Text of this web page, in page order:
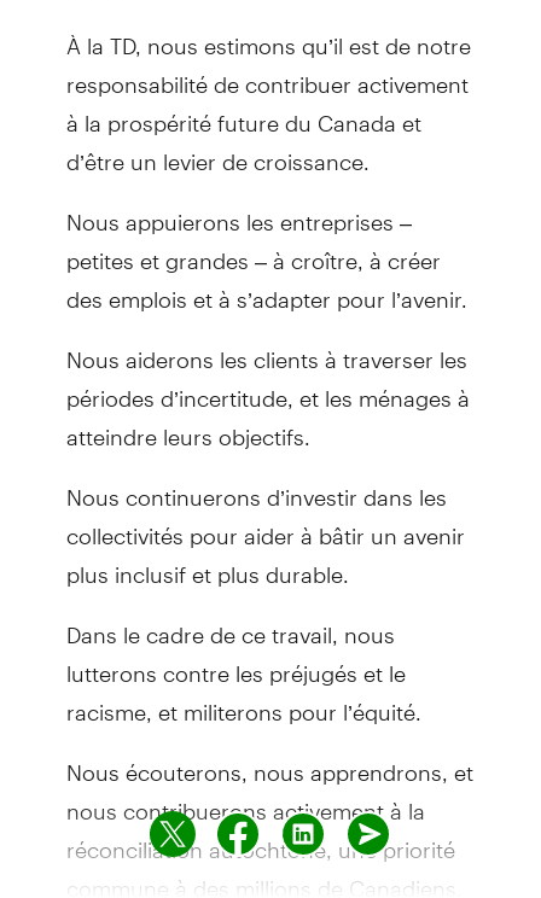
À la TD, nous estimons qu’il est de notre
responsabilité de contribuer activement
à la prospérité future du Canada et
d’être un levier de croissance.
Nous appuierons les entreprises –
petites et grandes – à croître, à créer
des emplois et à s’adapter pour l’avenir.
Nous aiderons les clients à traverser les
périodes d’incertitude, et les ménages à
atteindre leurs objectifs.
Nous continuerons d’investir dans les
collectivités pour aider à bâtir un avenir
plus inclusif et plus durable.
Dans le cadre de ce travail, nous
lutterons contre les préjugés et le
racisme, et militerons pour l’équité.
Nous écouterons, nous apprendrons, et
nous contribuerons activement à la
réconciliation autochtone, une priorité
commune à des millions de Canadiens.